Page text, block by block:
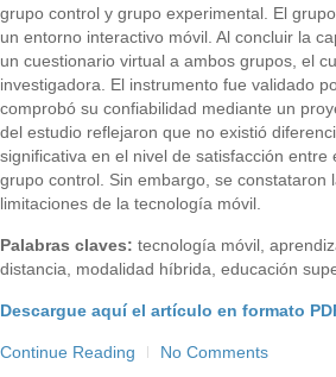
grupo control y grupo experimental. El
un entorno interactivo móvil. Al concluir la
un cuestionario virtual a ambos grupos, el
investigadora. El instrumento fue validado
comprobó su confiabilidad mediante un
del estudio reflejaron que no existió
significativa en el nivel de satisfacción
grupo control. Sin embargo, se constataron
limitaciones de la tecnología móvil.
Palabras claves: tecnología móvil,
distancia, modalidad híbrida, educación
Descargue aquí el artículo en formato
Continue Reading No Comments